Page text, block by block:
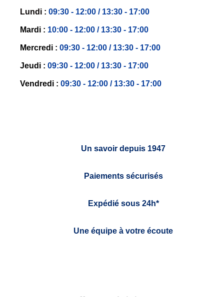
Lundi : 09:30 - 12:00 / 13:30 - 17:00
Mardi : 10:00 - 12:00 / 13:30 - 17:00
Mercredi : 09:30 - 12:00 / 13:30 - 17:00
Jeudi : 09:30 - 12:00 / 13:30 - 17:00
Vendredi : 09:30 - 12:00 / 13:30 - 17:00
Un savoir depuis 1947
Paiements sécurisés
Expédié sous 24h*
Une équipe à votre écoute